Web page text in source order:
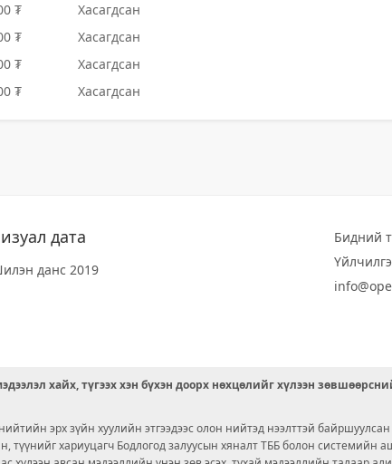
₮
Хасагдсан
₮
Хасагдсан
₮
Хасагдсан
₮ Хасагдсан
дата
данс 2019
Бидний
хайх, түгээх хэн бүхэн доорх нөхцөлийг хүлээн
эрх зүйн хуулийн этгээдээс олон нийтэд нээлттэй
түүнийг хариуцагч Бодлогод залуусын хяналт ТББ болон системийн